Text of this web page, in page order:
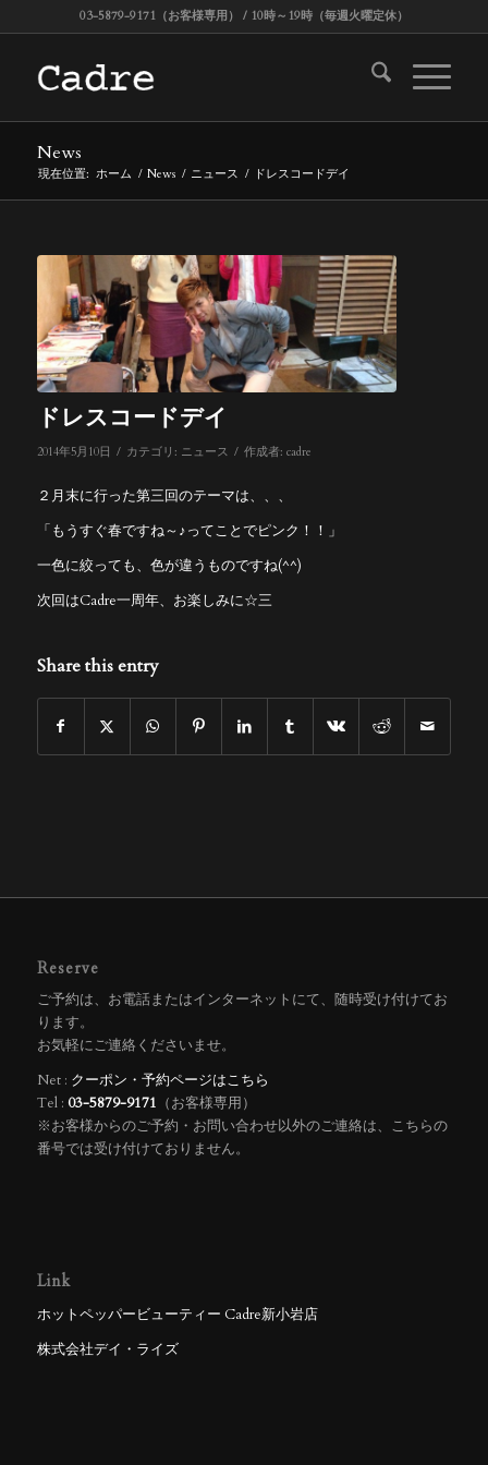
03-5879-9171（お客様専用） / 10時～19時（毎週火曜定休）
News
現在位置: ホーム / News / ニュース / ドレスコードデイ
ドレスコードデイ
2014年5月10日 / カテゴリ: ニュース / 作成者: cadre
２月末に行った第三回のテーマは、、、
「もうすぐ春ですね～♪ってことでピンク！！」
一色に絞っても、色が違うものですね(^^)
次回はCadre一周年、お楽しみに☆三
Share this entry
Reserve
ご予約は、お電話またはインターネットにて、随時受け付けてお
ります。
お気軽にご連絡くださいませ。
Net : クーポン・予約ページはこちら
Tel : 03-5879-9171 （お客様専用）
※お客様からのご予約・お問い合わせ以外のご連絡は、こちらの
番号では受け付けておりません。
Link
ホットペッパービューティー Cadre新小岩店
株式会社デイ・ライズ